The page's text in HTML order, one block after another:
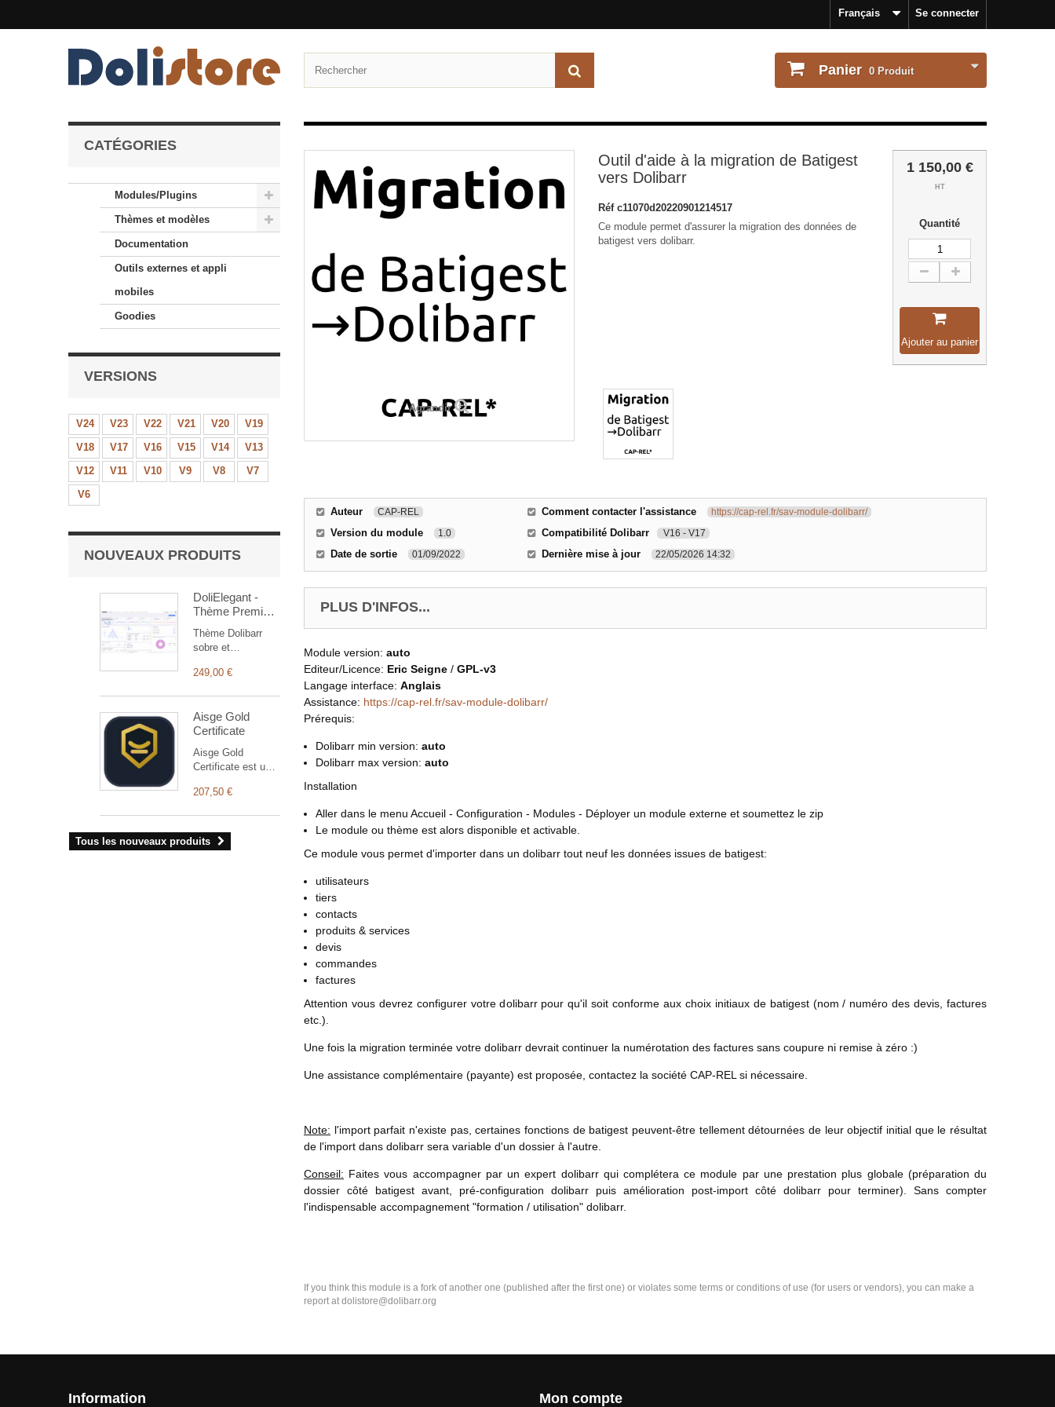
Se connecter
Français
Panier 0 Produit
CATÉGORIES
Modules/Plugins
Thèmes et modèles
Documentation
Outils externes et appli
mobiles
Goodies
VERSIONS
V24 V23 V22 V21 V20
V19
V18
V17 V16 V15 V14
V13
V12
V11 V10 V9 V8
V7
V6
NOUVEAUX PRODUITS
DoliElegant -
Thème Premium
ERP & CRM
Thème Dolibarr
sobre et
interface discrète,
graphique, menu
vertical, modes
clair et sombre.
249,00 €
Aisge Gold
Certificate
Aisge Gold
Certificate est un
permettant de
en or (PDF) à partir
des factures
207,50 €
Tous les nouveaux produits
Agrandir
Outil d'aide à la migration de Batigest
vers Dolibarr
Réf c11070d20220901214517
Ce module permet d'assurer la migration des données de
batigest vers dolibarr.
1 150,00 €
HT
Quantité
Ajouter au panier
Auteur CAP-REL
Version du module 1.0
Date de sortie 01/09/2022
Comment contacter l'assistance https://cap-rel.fr/sav-module-dolibarr/
Compatibilité Dolibarr V16 - V17
Dernière mise à jour 22/05/2026 14:32
PLUS D'INFOS...
Module version: auto
Editeur/Licence: Eric Seigne / GPL-v3
Langage interface: Anglais
Assistance: https://cap-rel.fr/sav-module-dolibarr/
Prérequis:
Dolibarr min version: auto
Dolibarr max version: auto
Installation
Aller dans le menu Accueil - Configuration - Modules - Déployer un module externe et soumettez le zip
Le module ou thème est alors disponible et activable.
Ce module vous permet d'importer dans un dolibarr tout neuf les données issues de batigest:
utilisateurs
tiers
contacts
produits & services
devis
commandes
factures
Attention vous devrez configurer votre dolibarr pour qu'il soit conforme aux choix initiaux de batigest (nom / numéro des devis, factures
etc.).
Une fois la migration terminée votre dolibarr devrait continuer la numérotation des factures sans coupure ni remise à zéro :)
Une assistance complémentaire (payante) est proposée, contactez la société CAP-REL si nécessaire.
Note: l'import parfait n'existe pas, certaines fonctions de batigest peuvent-être tellement détournées de leur objectif initial que le résultat
de l'import dans dolibarr sera variable d'un dossier à l'autre.
Conseil: Faites vous accompagner par un expert dolibarr qui complétera ce module par une prestation plus globale (préparation du
dossier côté batigest avant, pré-configuration dolibarr puis amélioration post-import côté dolibarr pour terminer). Sans compter
l'indispensable accompagnement "formation / utilisation" dolibarr.
If you think this module is a fork of another one (published after the first one) or violates some terms or conditions of use (for users or vendors), you can make a
report at dolistore@dolibarr.org
Information Mon compte